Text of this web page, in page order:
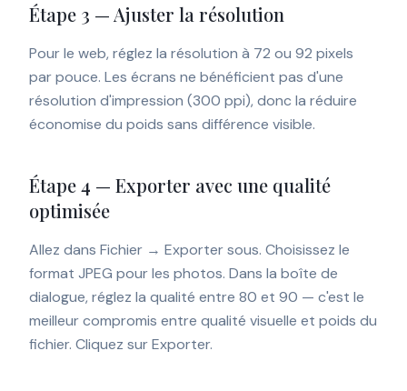
Étape 3 — Ajuster la résolution
Pour le web, réglez la résolution à 72 ou 92 pixels
par pouce. Les écrans ne bénéficient pas d'une
résolution d'impression (300 ppi), donc la réduire
économise du poids sans différence visible.
Étape 4 — Exporter avec une qualité
optimisée
Allez dans Fichier → Exporter sous. Choisissez le
format JPEG pour les photos. Dans la boîte de
dialogue, réglez la qualité entre 80 et 90 — c'est le
meilleur compromis entre qualité visuelle et poids du
fichier. Cliquez sur Exporter.